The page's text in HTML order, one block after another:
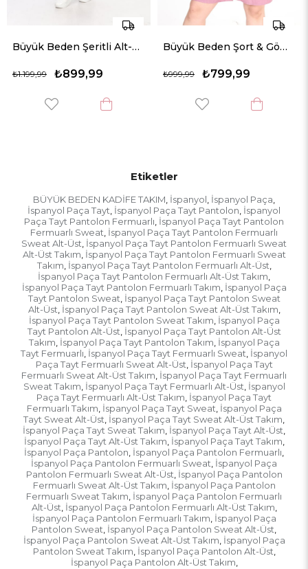
Büyük Beden Şeritli Alt-Üst Örme Takım
₺899,99
Büyük Beden Şort & Gömlek Keten Takım
₺799,99
Etiketler
BÜYÜK BEDEN KADİFE TAKIM, İspanyol, İspanyol Paça,
İspanyol Paça Tayt, İspanyol Paça Tayt Pantolon, İspanyol
Paça Tayt Pantolon Fermuarlı, İspanyol Paça Tayt Pantolon
Fermuarlı Sweat, İspanyol Paça Tayt Pantolon Fermuarlı
Sweat Alt-Üst, İspanyol Paça Tayt Pantolon Fermuarlı Sweat
Alt-Üst Takım, İspanyol Paça Tayt Pantolon Fermuarlı Sweat
Takım, İspanyol Paça Tayt Pantolon Fermuarlı Alt-Üst,
İspanyol Paça Tayt Pantolon Fermuarlı Alt-Üst Takım,
İspanyol Paça Tayt Pantolon Fermuarlı Takım, İspanyol Paça
Tayt Pantolon Sweat, İspanyol Paça Tayt Pantolon Sweat
Alt-Üst, İspanyol Paça Tayt Pantolon Sweat Alt-Üst Takım,
İspanyol Paça Tayt Pantolon Sweat Takım, İspanyol Paça
Tayt Pantolon Alt-Üst, İspanyol Paça Tayt Pantolon Alt-Üst
Takım, İspanyol Paça Tayt Pantolon Takım, İspanyol Paça
Tayt Fermuarlı, İspanyol Paça Tayt Fermuarlı Sweat, İspanyol
Paça Tayt Fermuarlı Sweat Alt-Üst, İspanyol Paça Tayt
Fermuarlı Sweat Alt-Üst Takım, İspanyol Paça Tayt Fermuarlı
Sweat Takım, İspanyol Paça Tayt Fermuarlı Alt-Üst, İspanyol
Paça Tayt Fermuarlı Alt-Üst Takım, İspanyol Paça Tayt
Fermuarlı Takım, İspanyol Paça Tayt Sweat, İspanyol Paça
Tayt Sweat Alt-Üst, İspanyol Paça Tayt Sweat Alt-Üst Takım,
İspanyol Paça Tayt Sweat Takım, İspanyol Paça Tayt Alt-Üst,
İspanyol Paça Tayt Alt-Üst Takım, İspanyol Paça Tayt Takım,
İspanyol Paça Pantolon, İspanyol Paça Pantolon Fermuarlı,
İspanyol Paça Pantolon Fermuarlı Sweat, İspanyol Paça
Pantolon Fermuarlı Sweat Alt-Üst, İspanyol Paça Pantolon
Fermuarlı Sweat Alt-Üst Takım, İspanyol Paça Pantolon
Fermuarlı Sweat Takım, İspanyol Paça Pantolon Fermuarlı
Alt-Üst, İspanyol Paça Pantolon Fermuarlı Alt-Üst Takım,
İspanyol Paça Pantolon Fermuarlı Takım, İspanyol Paça
Pantolon Sweat, İspanyol Paça Pantolon Sweat Alt-Üst,
İspanyol Paça Pantolon Sweat Alt-Üst Takım, İspanyol Paça
Pantolon Sweat Takım, İspanyol Paça Pantolon Alt-Üst,
İspanyol Paça Pantolon Alt-Üst Takım,